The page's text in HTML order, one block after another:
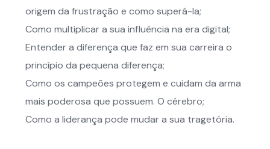
origem da frustração e como superá-la;
Como multiplicar a sua influência na era digital;
Entender a diferença que faz em sua carreira o
princípio da pequena diferença;
Como os campeões protegem e cuidam da arma
mais poderosa que possuem. O cérebro;
Como a liderança pode mudar a sua tragetória.